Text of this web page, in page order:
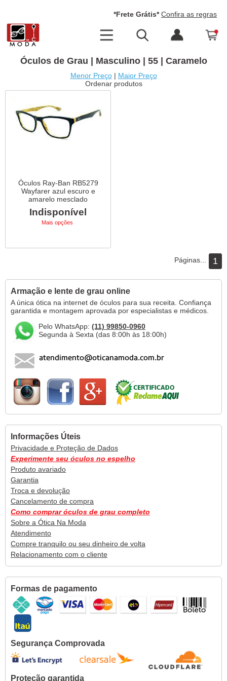
*Frete Grátis* Confira as regras
Óculos de Grau | Masculino | 55 | Caramelo
Menor Preço| Maior Preço
Ordenar produtos
Óculos Ray-Ban RB5279
Wayfarer azul escuro e
amarelo mesclado
Indisponível
Mais opções
Páginas... 1
Armação e lente de grau online
A única ótica na internet de óculos para sua receita. Confiança
garantida e montagem aprovada por especialistas e médicos.
Pelo WhatsApp: (11) 99850-0960
Segunda à Sexta (das 8:00h às 18:00h)
Informações Úteis
Privacidade e Proteção de Dados
Experimente seu óculos no espelho
Produto avariado
Garantia
Troca e devolução
Cancelamento de compra
Como comprar óculos de grau completo
Sobre a Ótica Na Moda
Atendimento
Compre tranquilo ou seu dinheiro de volta
Relacionamento com o cliente
Formas de pagamento
Segurança Comprovada
Proteção garantida